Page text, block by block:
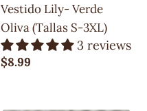
Vestido Lily- Verde
Oliva (Tallas S-3XL)
3 reviews
Precio
$8.99